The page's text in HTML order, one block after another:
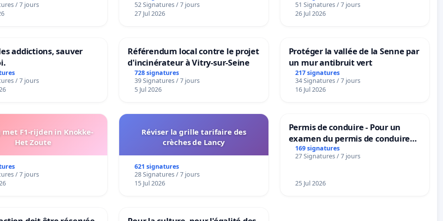
/ 7 jours
sur la teneur en protéines
52 Signatures / 7 jours
27 Jul 2026
51 Signatures / 7 jours
26 Jul 2026
addictions, sauver
/ 7 jours
Référendum local contre le projet
d'incinérateur à Vitry-sur-Seine
728 signatures
39 Signatures / 7 jours
5 Jul 2026
Protéger la vallée de la Senne par
un mur antibruit vert
217 signatures
34 Signatures / 7 jours
16 Jul 2026
met F1-rijden in Knokke-
Het Zoute
/ 7 jours
Réviser la grille tarifaire des
crèches de Lancy
621 signatures
28 Signatures / 7 jours
15 Jul 2026
Permis de conduire - Pour un
examen du permis de conduire
accessible dans plusieurs langues
à Bruxelles
169 signatures
27 Signatures / 7 jours
25 Jul 2026